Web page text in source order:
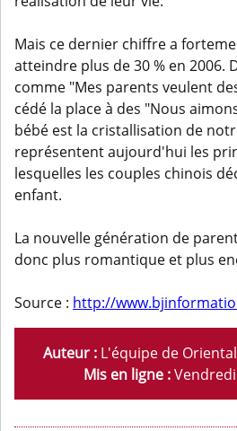
Mais ce dernier chiffre a
atteindre plus de 30 % en 2006.
comme "Mes parents veulent
cédé la place à des "Nous
bébé est la cristallisation de
représentent aujourd'hui les
lesquelles les couples chinois
enfant.
La nouvelle génération de
donc plus romantique et plus
Source : http://
Auteur : L'équipe de
Mis en ligne :